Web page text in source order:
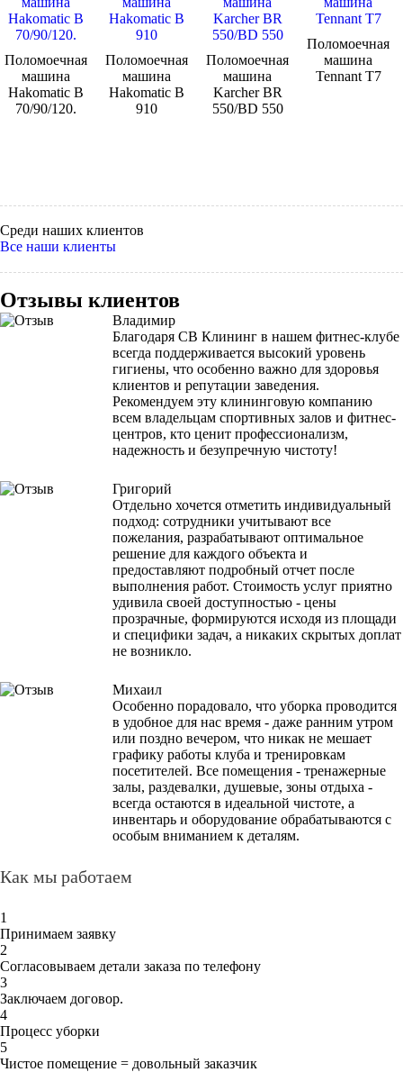
Поломоечная
машина
Hakomatic B
70/90/120.
Поломоечная
машина
Hakomatic B
910
Поломоечная
машина
Karcher BR
550/BD 550
Поломоечная
машина
Tennant Т7
Среди наших клиентов
Все наши клиенты
Отзывы клиентов
Владимир
Благодаря СВ Клининг в нашем фитнес-клубе
всегда поддерживается высокий уровень
гигиены, что особенно важно для здоровья
клиентов и репутации заведения.
Рекомендуем эту клининговую компанию
всем владельцам спортивных залов и фитнес-
центров, кто ценит профессионализм,
надежность и безупречную чистоту!
Григорий
Отдельно хочется отметить индивидуальный
подход: сотрудники учитывают все
пожелания, разрабатывают оптимальное
решение для каждого объекта и
предоставляют подробный отчет после
выполнения работ. Стоимость услуг приятно
удивила своей доступностью - цены
прозрачные, формируются исходя из площади
и специфики задач, а никаких скрытых доплат
не возникло.
Михаил
Особенно порадовало, что уборка проводится
в удобное для нас время - даже ранним утром
или поздно вечером, что никак не мешает
графику работы клуба и тренировкам
посетителей. Все помещения - тренажерные
залы, раздевалки, душевые, зоны отдыха -
всегда остаются в идеальной чистоте, а
инвентарь и оборудование обрабатываются с
особым вниманием к деталям.
Как мы работаем
1
Принимаем заявку
2
Согласовываем детали заказа по телефону
3
Заключаем договор.
4
Процесс уборки
5
Чистое помещение = довольный заказчик